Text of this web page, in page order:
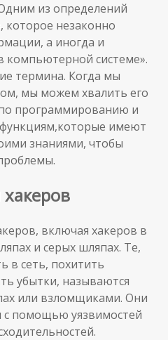
из определений
которое незаконно
а иногда и
системе».
термина. Когда мы
мы можем хвалить его
программированию и
имеют
знаниями, чтобы
включая хакеров в
и серых шляпах. Те,
в сеть, похитить
убытки, называются
или взломщиками. Они
с помощью уязвимостей